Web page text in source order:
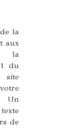
la
aux
la
du
site
Un
de